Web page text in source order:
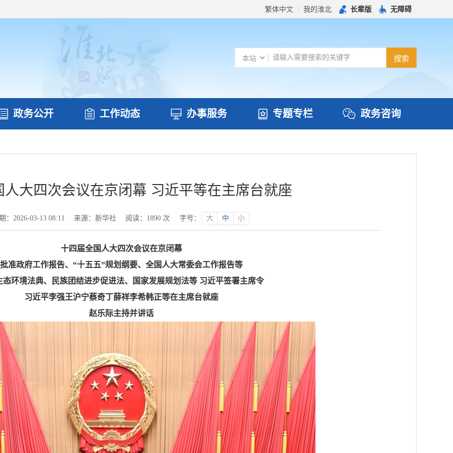
繁体中文 我的淮北 长辈版 无障碍
政务公开 工作动态 办事服务 专题专栏 政务咨询
人大四次会议在京闭幕 习近平等在主席台就座
：2026-03-13 08:11 来源：新华社 阅读： 1890次 字号： 大 中 小
十四届全国人大四次会议在京闭幕
批准政府工作报告、“十五五”规划纲要、全国人大常委会工作报告等
态环境法典、民族团结进步促进法、国家发展规划法等 习近平签署主席令
习近平李强王沪宁蔡奇丁薛祥李希韩正等在主席台就座
赵乐际主持并讲话